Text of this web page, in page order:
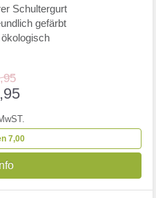
Schultergurt
gefärbt
7,00